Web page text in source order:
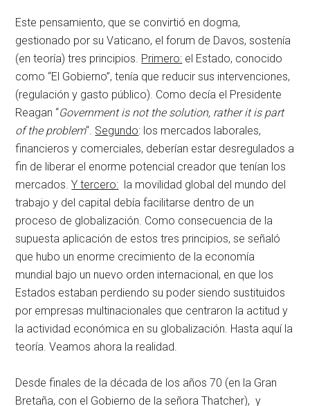
Este pensamiento, que se convirtió en dogma,
gestionado por su Vaticano, el forum de Davos, sostenía
(en teoría) tres principios. Primero: el Estado, conocido
como “El Gobierno”, tenía que reducir sus intervenciones,
(regulación y gasto público). Como decía el Presidente
Reagan “Government is not the solution, rather it is part
of the problem“. Segundo: los mercados laborales,
financieros y comerciales, deberían estar desregulados a
fin de liberar el enorme potencial creador que tenían los
mercados.Y tercero: la movilidad global del mundo del
trabajo y del capital debía facilitarse dentro de un
proceso de globalización. Como consecuencia de la
supuesta aplicación de estos tres principios, se señaló
que hubo un enorme crecimiento de la economía
mundial bajo un nuevo orden internacional, en que los
Estados estaban perdiendo su poder siendo sustituidos
por empresas multinacionales que centraron la actitud y
la actividad económica en su globalización. Hasta aquí la
teoría. Veamos ahora la realidad.
Desde finales de la década de los años 70 (en la Gran
Bretaña, con el Gobierno de la señora Thatcher), y